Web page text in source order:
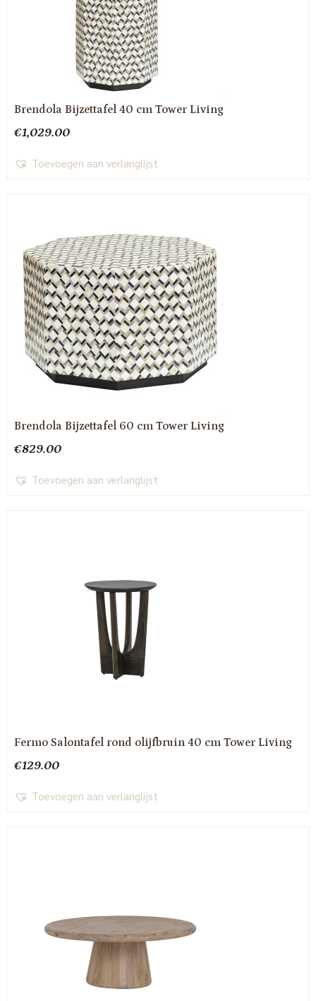
Brendola Bijzettafel 40 cm Tower Living
€1,029.00
Toevoegen aan verlanglijst
Brendola Bijzettafel 60 cm Tower Living
€829.00
Toevoegen aan verlanglijst
Fermo Salontafel rond olijfbruin 40 cm Tower Living
€129.00
Toevoegen aan verlanglijst